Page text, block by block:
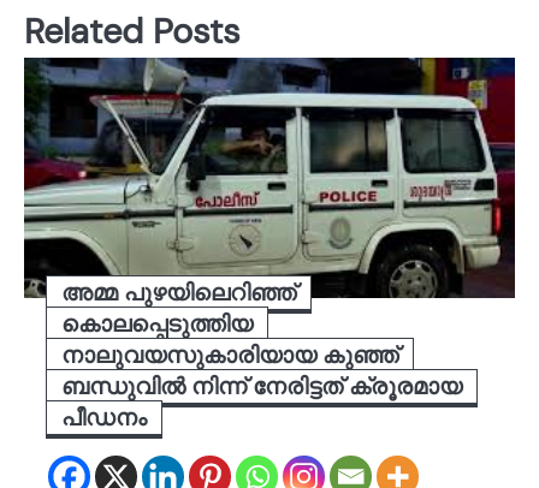
Related Posts
അമ്മ പുഴയിലെറിഞ്ഞ്
കൊലപ്പെടുത്തിയ
നാലുവയസുകാരിയായ കുഞ്ഞ്
ബന്ധുവില്‍ നിന്ന് നേരിട്ടത് ക്രൂരമായ
പീഡനം